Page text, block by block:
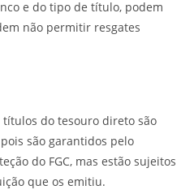
e do tipo de título, podem
não permitir resgates
títulos do tesouro direto são
são garantidos pelo
do FGC, mas estão sujeitos
que os emitiu.